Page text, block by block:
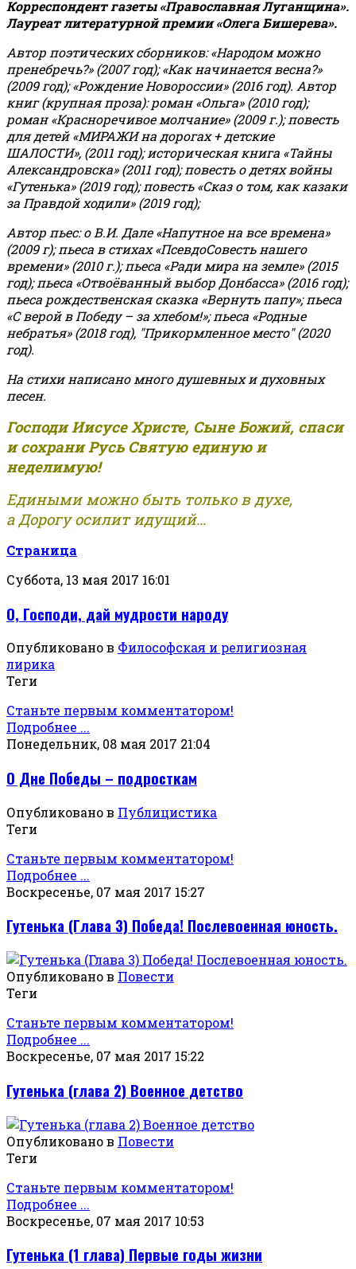
Корреспондент газеты «Православная Луганщина».
Лауреат литературной премии «Олега Бишерева».
Автор поэтических сборников: «Народом можно
пренебречь?» (2007 год); «Как начинается весна?»
(2009 год); «Рождение Новороссии» (2016 год). Автор
книг (крупная проза): роман «Ольга» (2010 год);
роман «Красноречивое молчание» (2009 г.); повесть
для детей «МИРАЖИ на дорогах + детские
ШАЛОСТИ», (2011 год); историческая книга «Тайны
Александровска» (2011 год); повесть о детях войны
«Гутенька» (2019 год); повесть «Сказ о том, как казаки
за Правдой ходили» (2019 год);
Автор пьес: о В.И. Дале «Напутное на все времена»
(2009 г); пьеса в стихах «ПсевдоСовесть нашего
времени» (2010 г.); пьеса «Ради мира на земле» (2015
год); пьеса «Отвоёванный выбор Донбасса» (2016 год);
пьеса рождественская сказка «Вернуть папу»; пьеса
«С верой в Победу – за хлебом!»;пьеса «Родные
небратья» (2018 год), "Прикормленное место" (2020
год).
На стихи написано много душевных и духовных
песен.
Господи Иисусе Христе, Сыне Божий, спаси
и сохрани Русь Святую единую и
неделимую!
Едиными можно быть только в духе,
а Дорогу осилит идущий...
Страница
Суббота, 13 мая 2017 16:01
О, Господи, дай мудрости народу
Опубликовано в Философская и религиозная
лирика
Теги
Станьте первым комментатором!
Подробнее ...
Понедельник, 08 мая 2017 21:04
О Дне Победы – подросткам
Опубликовано в Публицистика
Теги
Станьте первым комментатором!
Подробнее ...
Воскресенье, 07 мая 2017 15:27
Гутенька (Глава 3) Победа! Послевоенная юность.
Опубликовано в Повести
Теги
Станьте первым комментатором!
Подробнее ...
Воскресенье, 07 мая 2017 15:22
Гутенька (глава 2) Военное детство
Опубликовано в Повести
Теги
Станьте первым комментатором!
Подробнее ...
Воскресенье, 07 мая 2017 10:53
Гутенька (1 глава) Первые годы жизни